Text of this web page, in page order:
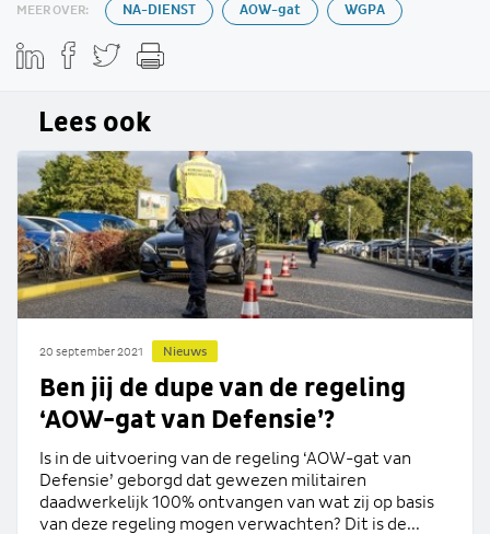
MEER OVER: NA-DIENST AOW-gat WGPA
Lees ook
20 september 2021 Nieuws
Ben jij de dupe van de regeling
‘AOW-gat van Defensie’?
Is in de uitvoering van de regeling ‘AOW-gat van
Defensie’ geborgd dat gewezen militairen
daadwerkelijk 100% ontvangen van wat zij op basis
van deze regeling mogen verwachten? Dit is de...